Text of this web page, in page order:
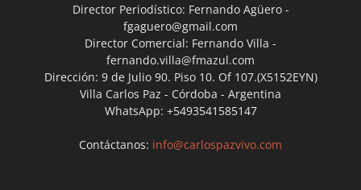
Director Periodístico: Fernando Agüero -
fgaguero@gmail.com
Director Comercial: Fernando Villa -
fernando.villa@fmazul.com
Dirección: 9 de Julio 90. Piso 10. Of 107.(X5152EYN)
Villa Carlos Paz - Córdoba - Argentina
WhatsApp: +5493541585147
Contáctanos: info@carlospazvivo.com